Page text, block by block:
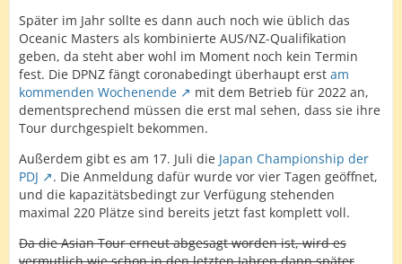
Später im Jahr sollte es dann auch noch wie üblich das
Oceanic Masters als kombinierte AUS/NZ-Qualifikation
geben, da steht aber wohl im Moment noch kein Termin
fest. Die DPNZ fängt coronabedingt überhaupt erst am
kommenden Wochenende
mit dem Betrieb für 2022 an,
dementsprechend müssen die erst mal sehen, dass sie ihre
Tour durchgespielt bekommen.
Außerdem gibt es am 17. Juli die Japan Championship der
PDJ
. Die Anmeldung dafür wurde vor vier Tagen geöffnet,
und die kapazitätsbedingt zur Verfügung stehenden
maximal 220 Plätze sind bereits jetzt fast komplett voll.
Da die Asian Tour erneut abgesagt worden ist, wird es